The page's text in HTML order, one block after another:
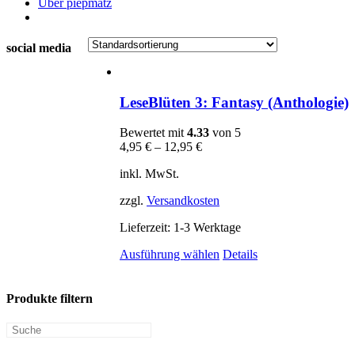
Über piepmatz
LeseBlüten 3: Fantasy (Anthologie)
Bewertet mit4.33 von 5
4,95 € – 12,95 €
inkl. MwSt.
zzgl. Versandkosten
Lieferzeit: 1-3 Werktage
Ausführung wählen Dieses
Details
Produkte filtern
social media